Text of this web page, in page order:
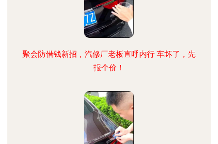
聚会防借钱新招，汽修厂老板直呼内行 车坏了，先
报个价！